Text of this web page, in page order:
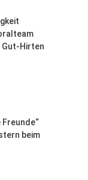
Gut-Hirten
Freunde“
beim